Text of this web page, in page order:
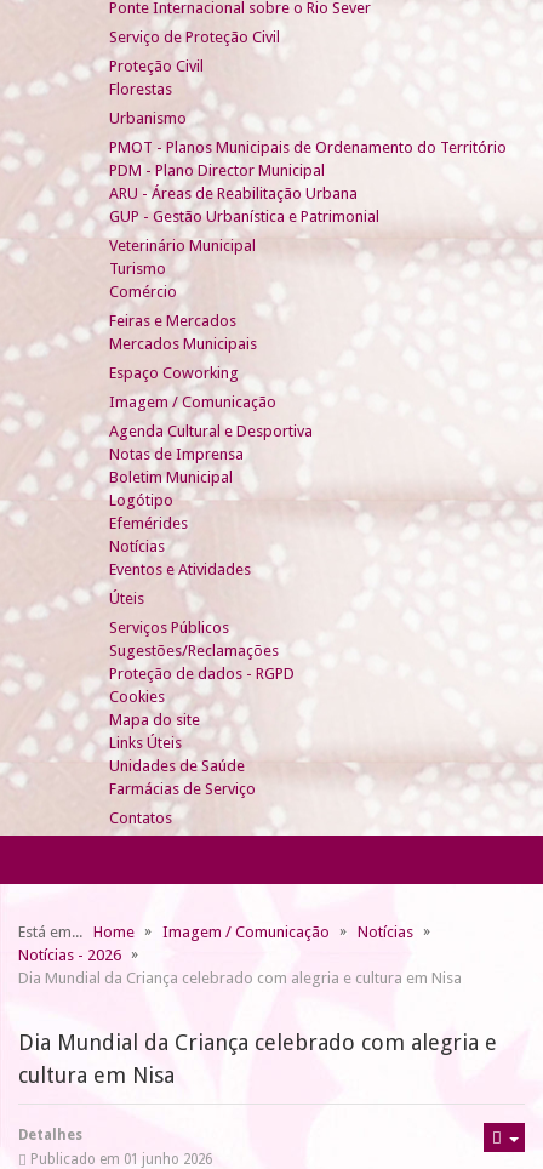
Ponte Internacional sobre o Rio Sever
Serviço de Proteção Civil
Proteção Civil
Florestas
Urbanismo
PMOT - Planos Municipais de Ordenamento do Território
PDM - Plano Director Municipal
ARU - Áreas de Reabilitação Urbana
GUP - Gestão Urbanística e Patrimonial
Veterinário Municipal
Turismo
Comércio
Feiras e Mercados
Mercados Municipais
Espaço Coworking
Imagem / Comunicação
Agenda Cultural e Desportiva
Notas de Imprensa
Boletim Municipal
Logótipo
Efemérides
Notícias
Eventos e Atividades
Úteis
Serviços Públicos
Sugestões/Reclamações
Proteção de dados - RGPD
Cookies
Mapa do site
Links Úteis
Unidades de Saúde
Farmácias de Serviço
Contatos
Está em... Home Imagem / Comunicação
Notícias
Notícias - 2026
Dia Mundial da Criança celebrado com alegria e cultura em Nisa
Dia Mundial da Criança celebrado com alegria e
cultura em Nisa
Detalhes
Publicado em 01 junho 2026